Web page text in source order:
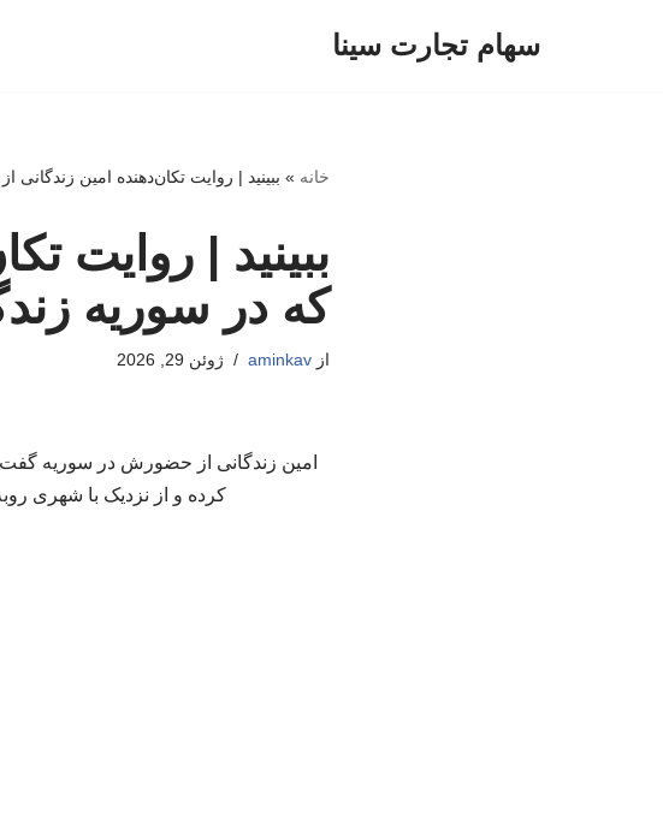
سهام تجارت سینا
خانه » ببینید | روایت تکان‌دهنده امین
ببینید | روایت
که در سوریه
ازaminkav ژوئن 29, 2026
امین زندگانی از حضورش در سوریه
کرده و از نزدیک با شهری